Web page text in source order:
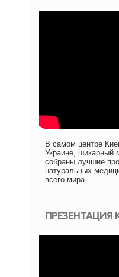
В самом центре
Украине, шикарный
собраны лучшие
натуральных
всего мира.
ПРЕЗЕНТАЦИЯ